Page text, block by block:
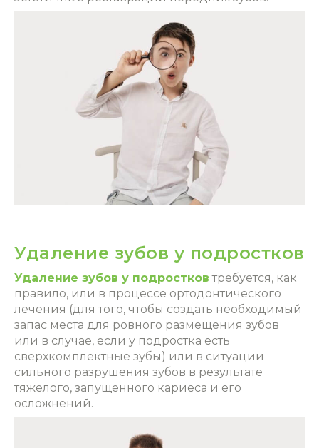
Удаление зубов у подростков
Удаление зубов у подростков требуется, как
правило, или в процессе ортодонтического
лечения (для того, чтобы создать необходимый
запас места для ровного размещения зубов
или в случае, если у подростка есть
сверхкомплектные зубы) или в ситуации
сильного разрушения зубов в результате
тяжелого, запущенного кариеса и его
осложнений.